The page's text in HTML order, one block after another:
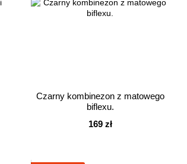
Czarny kombinezon z matowego
biflexu.
169 zł